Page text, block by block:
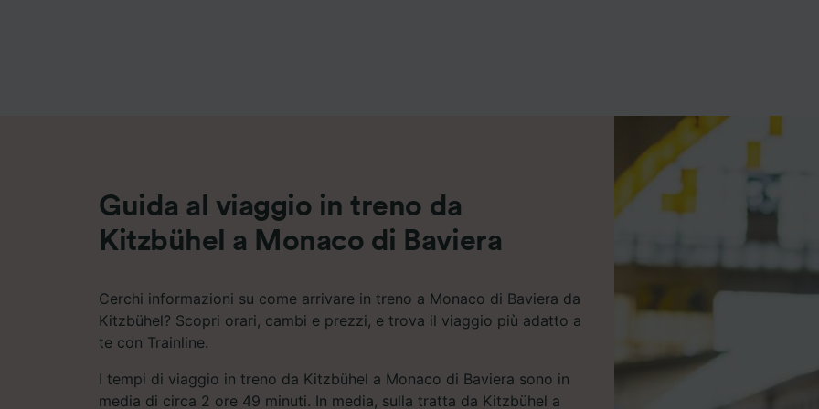
Guida al viaggio in treno da
Kitzbühel a Monaco di Baviera
Cerchi informazioni su come arrivare in treno a Monaco di Baviera da
Kitzbühel? Scopri orari, cambi e prezzi, e trova il viaggio più adatto a
te con Trainline.
I tempi di viaggio in treno da Kitzbühel a Monaco di Baviera sono in
media di circa 2 ore 49 minuti. In media, sulla tratta da Kitzbühel a